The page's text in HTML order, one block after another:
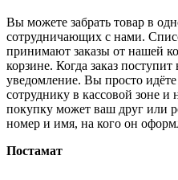
Вы можете забрать товар в
сотрудничающих с нами.
принимают заказы от нашей
корзине. Когда заказ
уведомление. Вы просто
сотруднику в кассовой зоне и
покупку может ваш друг или
номер и имя, на кого он
Постамат